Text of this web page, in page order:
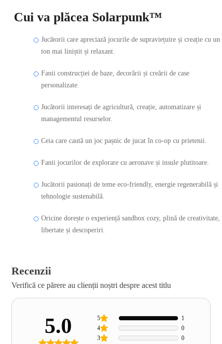
Cui va plăcea Solarpunk™
Jucătorii care apreciază jocurile de supraviețuire și creație cu un
ton mai liniștit și relaxant.
Fanii construcției de baze, decorării și creării de case
personalizate.
Jucătorii interesați de agricultură, creație, automatizare și
managementul resurselor.
Ceia care caută un joc pașnic de jucat în co-op cu prietenii.
Fanii jocurilor de explorare cu aeronave și insule plutitoare.
Jucătorii pasionați de teme eco-friendly, energie regenerabilă și
tehnologie sustenabilă.
Oricine dorește o experiență sandbox cozy, plină de creativitate,
libertate și descoperiri.
Recenzii
Verifică ce părere au clienții noștri despre acest titlu
5.0 3 0
4 0
5 1